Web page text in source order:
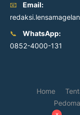
📧
Email:
📞
WhatsApp:
0852-4000-131
Home